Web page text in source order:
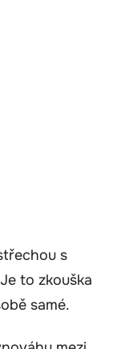
s
to zkouška
samé.